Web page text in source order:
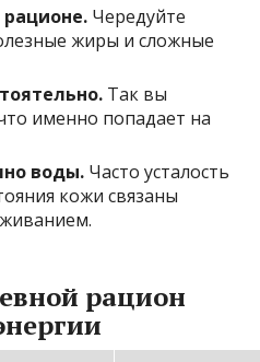
рационе. Чередуйте
жиры и сложные
Так вы
именно попадает на
воды. Часто усталость
кожи связаны
рацион